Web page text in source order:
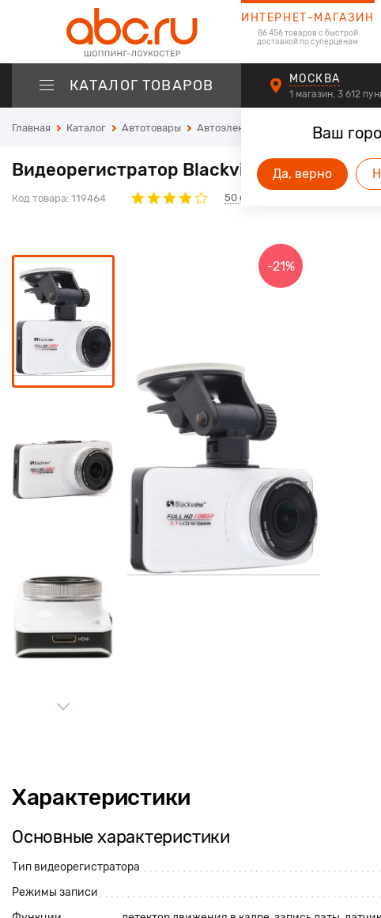
ИНТЕРНЕТ-МАГАЗИН
86 456 товаров с быстрой
доставкой по суперценам
КАТАЛОГ ТОВАРОВ
Ваш
Да, верно
МОСКВА
1 магазин, 3 612
Главная Каталог Автотовары Автоэлектроника
Видеорегистратор Blackview Z1 White
Код товара: 119464 50 отзывов
-21%
Характеристики
Основные характеристики
Тип видеорегистратора
Режимы записи